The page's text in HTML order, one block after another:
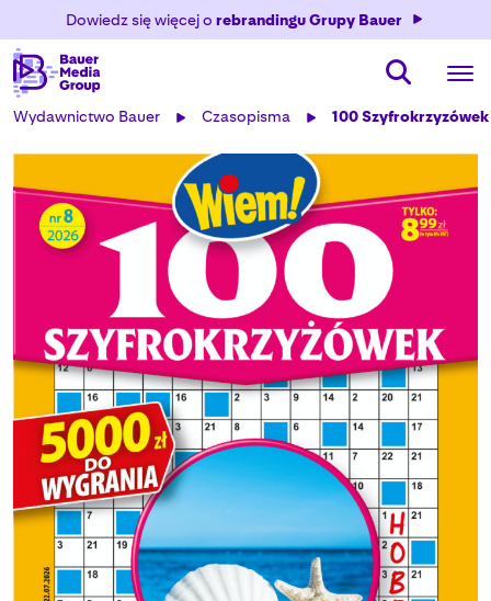
Dowiedz się więcej o rebrandingu Grupy Bauer
Wydawnictwo Bauer Czasopisma 100 Szyfrokrzyzówek